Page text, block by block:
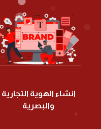
انشاء الهوية التجارية
والبصرية